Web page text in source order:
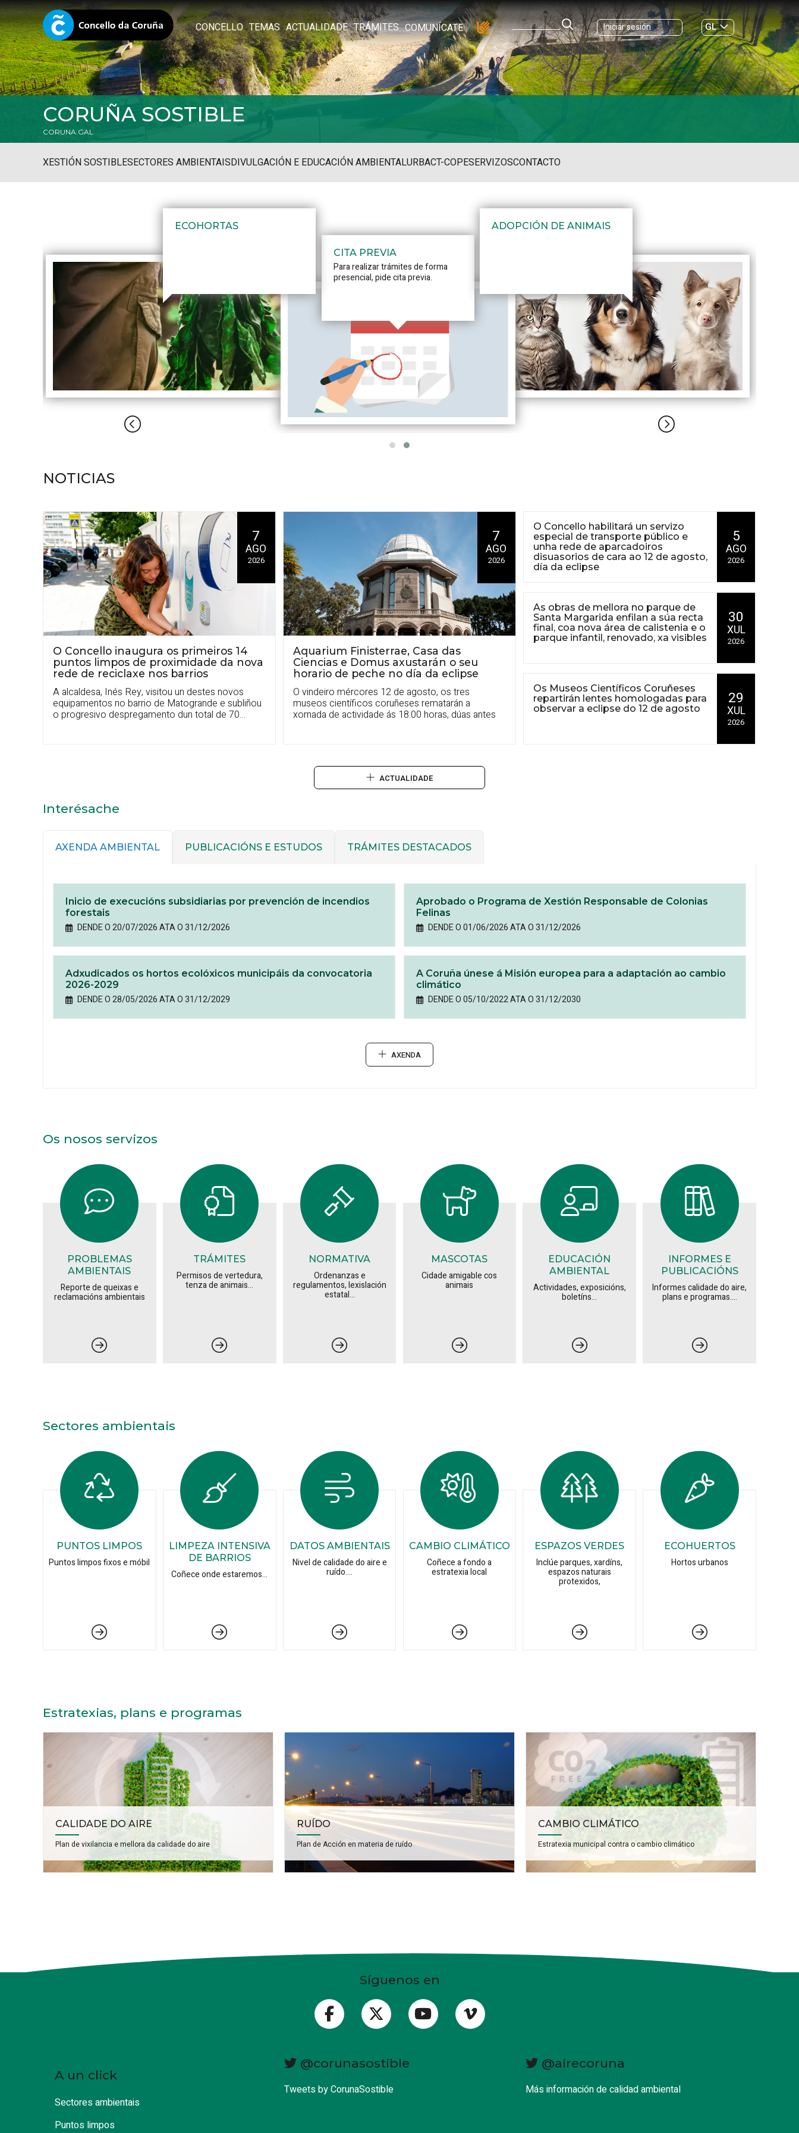
CONCELLO TEMAS ACTUALIDADE TRÁMITES COMUNÍCATE Iniciar sesión
GL
ES|
CORUÑA SOSTIBLE
CORUNA.GAL
XESTIÓN SOSTIBLESECTORES AMBIENTAISDIVULGACIÓN E EDUCACIÓN AMBIENTALURBACT-COPESERVIZOSCONTACTO
ECOHORTAS
CITA PREVIA
Para realizar trámites de forma
presencial, pide cita previa.
ADOPCIÓN DE ANIMAIS
NOTICIAS
7
AGO
2026
O Concello inaugura os primeiros 14
puntos limpos de proximidade da nova
rede de reciclaxe nos barrios
A alcaldesa, Inés Rey, visitou un destes novos
equipamentos no barrio de Matogrande e subliñou
o progresivo despregamento dun total de 70
7
AGO
2026
Aquarium Finisterrae, Casa das
Ciencias e Domus axustarán o seu
horario de peche no día da eclipse
O vindeiro mércores 12 de agosto, os tres
museos científicos coruñeses rematarán a
xornada de actividade ás 18.00 horas, dúas antes
5
AGO
2026
O Concello habilitará un servizo
especial de transporte público e
unha rede de aparcadoiros
disuasorios de cara ao 12 de agosto,
día da eclipse
Hoxe publicouse o bando municipal que inclúe as
pautas xerais de seguridade e mobilidade, así
como a normativa especial para os
establecementos de hostalaría
30
XUL
2026
As obras de mellora no parque de
Santa Margarida enfilan a súa recta
final, coa nova área de calistenia e o
parque infantil, renovado, xa visibles
O Concello ultima os traballos no conxunto do
parque, onde tamén se crearon novas sendas de
running e se actuou no conxunto dos camiños
para facelos máis accesibles
29
XUL
2026
Os Museos Científicos Coruñeses
repartirán lentes homologadas para
observar a eclipse do 12 de agosto
ACTUALIDADE
Interésache
AXENDA AMBIENTAL PUBLICACIÓNS E ESTUDOS TRÁMITES DESTACADOS
Inicio de execucións subsidiarias por prevención de incendios
forestais
DENDE O 20/07/2026 ATA O 31/12/2026
Aprobado o Programa de Xestión Responsable de Colonias
Felinas
DENDE O 01/06/2026 ATA O 31/12/2026
Adxudicados os hortos ecolóxicos municipáis da convocatoria
2026-2029
DENDE O 28/05/2026 ATA O 31/12/2029
A Coruña únese á Misión europea para a adaptación ao cambio
climático
DENDE O 05/10/2022 ATA O 31/12/2030
AXENDA
Os nosos servizos
PROBLEMAS
AMBIENTAIS
Reporte de queixas e
reclamacións ambientais
TRÁMITES
Permisos de vertedura,
tenza de animais...
NORMATIVA
Ordenanzas e
regulamentos, lexislación
estatal...
MASCOTAS
Cidade amigable cos
animais
EDUCACIÓN
AMBIENTAL
Actividades, exposicións,
boletíns...
INFORMES E
PUBLICACIÓNS
Informes calidade do aire,
plans e programas....
Sectores ambientais
PUNTOS LIMPOS
Puntos limpos fixos e móbil
LIMPEZA INTENSIVA
DE BARRIOS
Coñece onde estaremos...
DATOS AMBIENTAIS
Nivel de calidade do aire e
ruído....
CAMBIO CLIMÁTICO
Coñece a fondo a
estratexia local
ESPAZOS VERDES
Inclúe parques, xardíns,
espazos naturais
protexidos,
ECOHUERTOS
Hortos urbanos
Estratexias, plans e programas
CALIDADE DO AIRE
Plan de vixilancia e mellora da calidade do aire
RUÍDO
Plan de Acción en materia de ruído
CAMBIO CLIMÁTICO
Estratexia municipal contra o cambio climático
Síguenos en
A un click
Sectores ambientais
Puntos limpos
@corunasostible
Tweets by CorunaSostible
@airecoruna
Más información de calidad ambiental